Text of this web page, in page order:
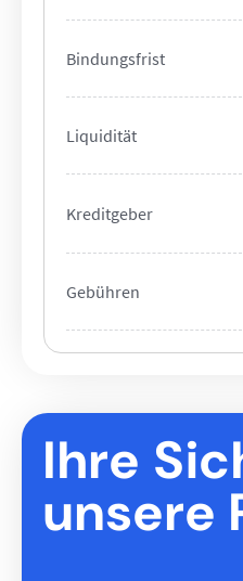
Bindungsfrist
Liquidität
Kreditgeber
Gebühren
Ihre
unsere